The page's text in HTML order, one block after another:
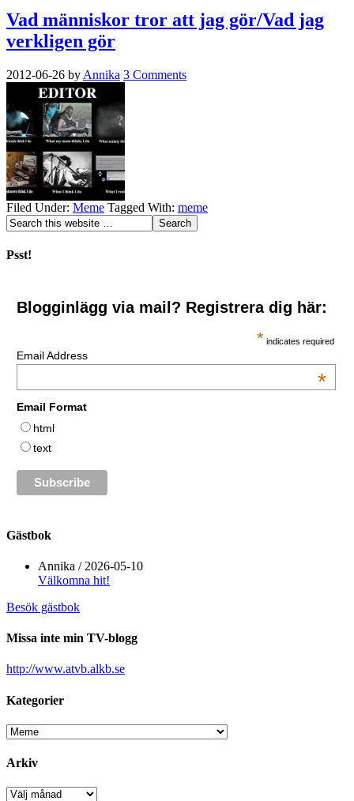
Vad människor tror att jag gör/Vad jag
verkligen gör
2012-06-26 by Annika 3 Comments
Filed Under: Meme Tagged With: meme
Psst!
Blogginlägg via mail? Registrera dig här:
* indicates required
Email Address
*
Email Format
html
text
Gästbok
Annika / 2026-05-10
Välkomna hit!
Besök gästbok
Missa inte min TV-blogg
http://www.atvb.alkb.se
Kategorier
Kategorier
Arkiv
Arkiv